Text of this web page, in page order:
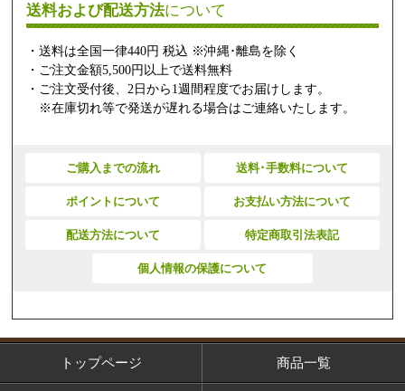
送料および配送方法について
・送料は全国一律440円 税込 ※沖縄･離島を除く
・ご注文金額5,500円以上で送料無料
・ご注文受付後、2日から1週間程度でお届けします。
※在庫切れ等で発送が遅れる場合はご連絡いたします。
ご購入までの流れ 送料･手数料について
ポイントについて お支払い方法について
配送方法について 特定商取引法表記
個人情報の保護について
トップページ 商品一覧